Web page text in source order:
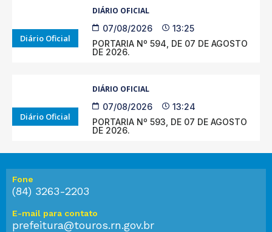
Diário Oficial
DIÁRIO OFICIAL
07/08/2026
13:25
PORTARIA Nº 594, DE 07 DE AGOSTO
DE 2026.
Diário Oficial
DIÁRIO OFICIAL
07/08/2026
13:24
PORTARIA Nº 593, DE 07 DE AGOSTO
DE 2026.
Fone
(84) 3263-2203
E-mail para contato
prefeitura@touros.rn.gov.br